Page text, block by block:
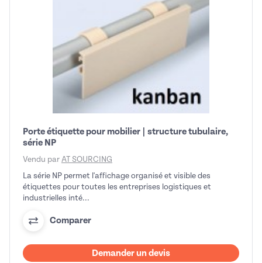
Porte étiquette pour mobilier | structure tubulaire,
série NP
Vendu par AT SOURCING
La série NP permet l'affichage organisé et visible des
étiquettes pour toutes les entreprises logistiques et
industrielles inté...
Comparer
Demander un devis